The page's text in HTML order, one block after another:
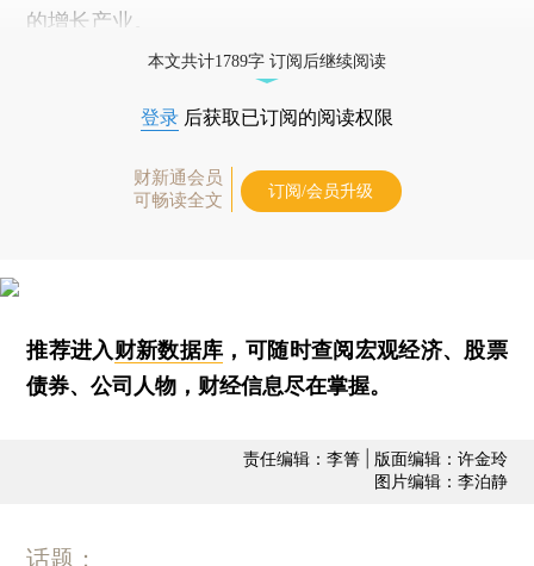
的增长产业。
本文共计1789字 订阅后继续阅读
登录 后获取已订阅的阅读权限
财新通会员
可畅读全文
订阅/会员升级
推荐进入财新数据库 ，可随时查阅宏观经济、股票
债券、公司人物，财经信息尽在掌握。
责任编辑：李箐 | 版面编辑：许金玲
图片编辑：李泊静
话题：